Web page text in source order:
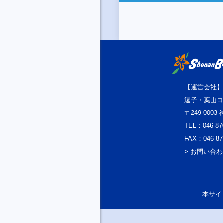
【運営会社】
逗子・葉山
〒249-0003
TEL：046-
FAX：046-
> お問い合
本サイ